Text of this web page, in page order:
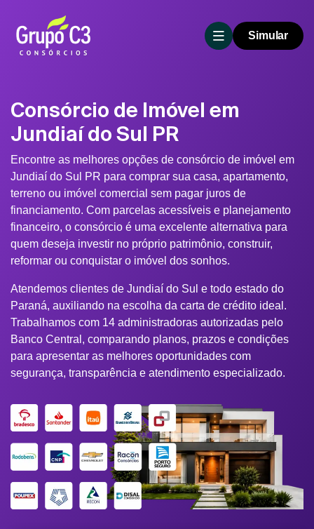
Simular
Consórcio de Imóvel em
Jundiaí do Sul PR
Encontre as melhores opções de consórcio de imóvel em
Jundiaí do Sul PR para comprar sua casa, apartamento,
terreno ou imóvel comercial sem pagar juros de
financiamento. Com parcelas acessíveis e planejamento
financeiro, o consórcio é uma excelente alternativa para
quem deseja investir no próprio patrimônio, construir,
reformar ou conquistar o imóvel dos sonhos.
Atendemos clientes de Jundiaí do Sul e todo estado do
Paraná, auxiliando na escolha da carta de crédito ideal.
Trabalhamos com 14 administradoras autorizadas pelo
Banco Central, comparando planos, prazos e condições
para apresentar as melhores oportunidades com
segurança, transparência e atendimento especializado.